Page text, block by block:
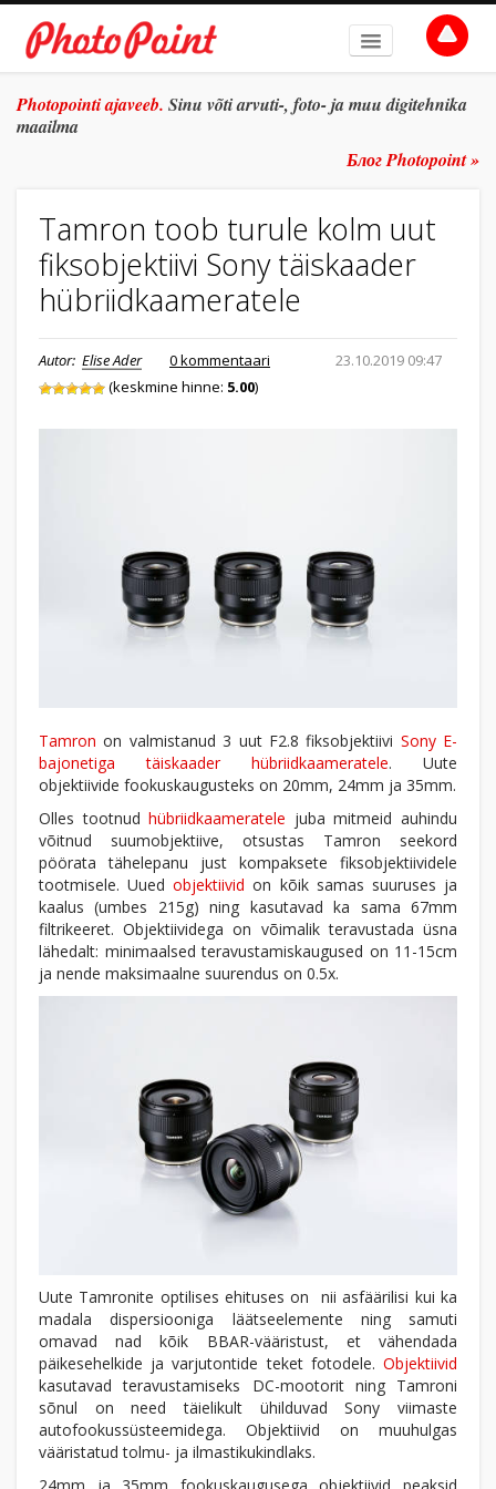
AVALEHT
SÜVITSI
ARHIIV
E-POOD
Photopointi ajaveeb. Sinu võti arvuti-, foto- ja muu digitehnika
maailma
Блог Photopoint »
Tamron toob turule kolm uut
fiksobjektiivi Sony täiskaader
hübriidkaameratele
Autor: Elise Ader 23.10.2019 09:47
0 kommentaari
(keskmine hinne: 5.00)
Tamron on valmistanud 3 uut F2.8 fiksobjektiivi Sony E-
bajonetiga täiskaader hübriidkaameratele. Uute
objektiivide fookuskaugusteks on 20mm, 24mm ja 35mm.
Olles tootnudhübriidkaameratele juba mitmeid auhindu
võitnud suumobjektiive, otsustas Tamron seekord
pöörata tähelepanu just kompaksete fiksobjektiividele
tootmisele. Uuedobjektiivid on kõik samas suuruses ja
kaalus (umbes 215g) ning kasutavad ka sama 67mm
filtrikeeret. Objektiividega on võimalik teravustada üsna
lähedalt: minimaalsed teravustamiskaugused on 11-15cm
ja nende maksimaalne suurendus on 0.5x.
Uute Tamronite optilises ehituses on nii asfäärilisi kui ka
madala dispersiooniga läätseelemente ning samuti
omavad nad kõik BBAR-vääristust, et vähendada
päikesehelkide ja varjutontide teket fotodele. Objektiivid
kasutavad teravustamiseks DC-mootorit ning Tamroni
sõnul on need täielikult ühilduvad Sony viimaste
autofookussüsteemidega. Objektiivid on muuhulgas
vääristatud tolmu- ja ilmastikukindlaks.